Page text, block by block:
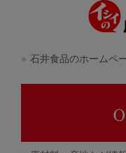
石井食品のホームペ